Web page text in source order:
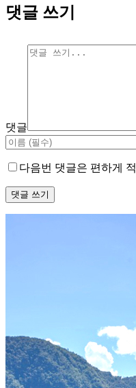
댓글 쓰기
댓글
다음번 댓글은 편하게